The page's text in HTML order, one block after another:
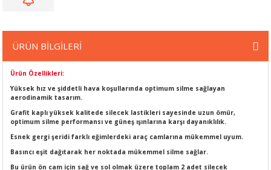
ÜRÜNLERİ
ÜRÜN BİLGİLERİ
Ürün Özellikleri:
Yüksek hız ve şiddetli hava koşullarında optimum silme sağlayan
aerodinamik tasarım.
Grafit kaplı yüksek kalitede silecek lastikleri sayesinde uzun ömür,
optimum silme performansı ve güneş ışınlarına karşı dayanıklılık.
Esnek gergi şeridi farklı eğimlerdeki araç camlarına mükemmel uyum.
Basıncı eşit dağıtarak her noktada mükemmel silme sağlar.
Bu ürün ön cam için sağ ve sol olmak üzere toplam 2 adet silecek